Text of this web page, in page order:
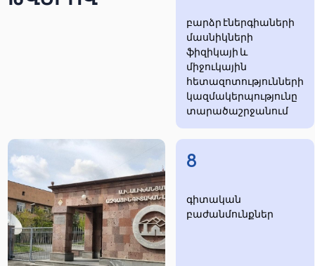
բարձր էներգիաների
մասնիկների
ֆիզիկայի և
միջուկային
հետազոտությունների
​​​​կազմակերպությունը
տարածաշրջանում
8
​​​գիտական
բաժանմունքներ